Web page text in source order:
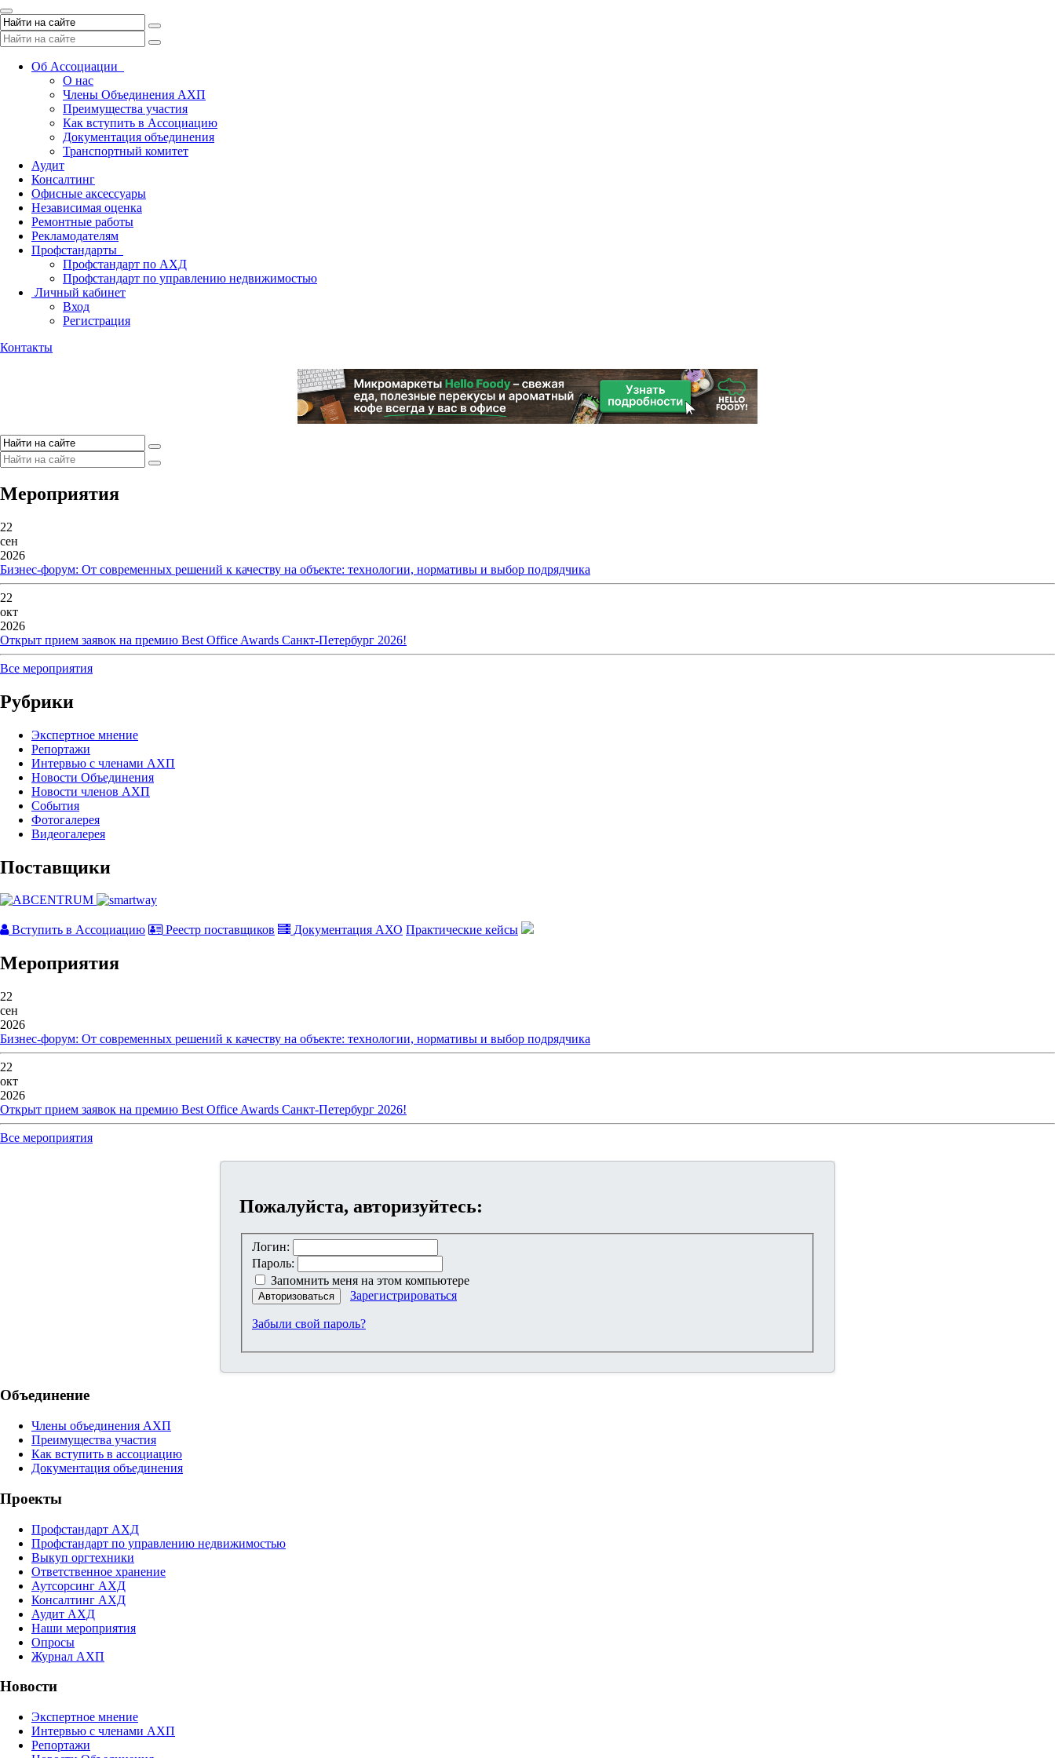
Toggle
navigation
Об Ассоциации
О нас
Члены Объединения АХП
Преимущества участия
Как вступить в Ассоциацию
Документация объединения
Транспортный комитет
Аудит
Консалтинг
Офисные аксессуары
Независимая оценка
Ремонтные работы
Рекламодателям
Профстандарты
Профстандарт по АХД
Профстандарт по управлению недвижимостью
Личный кабинет
Вход
Регистрация
Контакты
Мероприятия
22
сен
2026
Бизнес-форум: От современных решений к качеству на объекте: технологии, нормативы и выбор подрядчика
22
окт
2026
Открыт прием заявок на премию Best Office Awards Санкт-Петербург 2026!
Все мероприятия
Рубрики
Экспертное мнение
Репортажи
Интервью с членами АХП
Новости Объединения
Новости членов АХП
События
Фотогалерея
Видеогалерея
Поставщики
Вступить в Ассоциацию Реестр поставщиков Документация АХО Практические кейсы
Мероприятия
22
сен
2026
Бизнес-форум: От современных решений к качеству на объекте: технологии, нормативы и выбор подрядчика
22
окт
2026
Открыт прием заявок на премию Best Office Awards Санкт-Петербург 2026!
Все мероприятия
Пожалуйста, авторизуйтесь:
Логин:
Пароль:
Запомнить меня на этом компьютере
Авторизоваться Зарегистрироваться
Забыли свой пароль?
Объединение
Члены объединения АХП
Преимущества участия
Как вступить в ассоциацию
Документация объединения
Проекты
Профстандарт АХД
Профстандарт по управлению недвижимостью
Выкуп оргтехники
Ответственное хранение
Аутсорсинг АХД
Консалтинг АХД
Аудит АХД
Наши мероприятия
Опросы
Журнал АХП
Новости
Экспертное мнение
Интервью с членами АХП
Репортажи